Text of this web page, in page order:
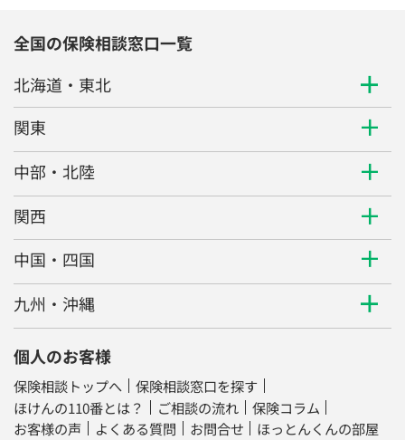
全国の保険相談窓口一覧
北海道・東北
関東
中部・北陸
関西
中国・四国
九州・沖縄
個人のお客様
保険相談トップへ
保険相談窓口を探す
ほけんの110番とは？
ご相談の流れ
保険コラム
お客様の声
よくある質問 お問合せ ほっとんくんの部屋